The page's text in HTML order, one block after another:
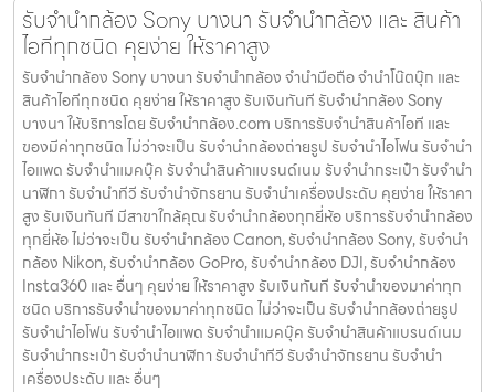
รับจำนำกล้อง Sony บางนา รับจํานํากล้อง และ สินค้า
ไอทีทุกชนิด คุยง่าย ให้ราคาสูง
รับจำนำกล้อง Sony บางนา รับจํานํากล้อง จำนำมือถือ จำนำโน๊ตบุ๊ก และ
สินค้าไอทีทุกชนิด คุยง่าย ให้ราคาสูง รับเงินทันที รับจำนำกล้อง Sony
บางนา ให้บริการโดย รับจํานํากล้อง.com บริการรับจํานําสินค้าไอที และ
ของมีค่าทุกชนิด ไม่ว่าจะเป็น รับจํานํากล้องถ่ายรูป รับจํานําไอโฟน รับจํานํา
ไอแพด รับจํานําแมคบุ๊ค รับจํานําสินค้าแบรนด์เนม รับจํานํากระเป๋า รับจํานํา
นาฬิกา รับจํานําทีวี รับจํานําจักรยาน รับจํานําเครื่องประดับ คุยง่าย ให้ราคา
สูง รับเงินทันที มีสาขาใกล้คุณ รับจำนำกล้องทุกยี่ห้อ บริการรับจำนำกล้อง
ทุกยี่ห้อ ไม่ว่าจะเป็น รับจำนำกล้อง Canon, รับจำนำกล้อง Sony, รับจำนำ
กล้อง Nikon, รับจำนำกล้อง GoPro, รับจำนำกล้อง DJI, รับจำนำกล้อง
Insta360 และ อื่นๆ คุยง่าย ให้ราคาสูง รับเงินทันที รับจำนำของมาค่าทุก
ชนิด บริการรับจำนำของมาค่าทุกชนิด ไม่ว่าจะเป็น รับจํานํากล้องถ่ายรูป
รับจํานําไอโฟน รับจํานําไอแพด รับจํานําแมคบุ๊ค รับจํานําสินค้าแบรนด์เนม
รับจํานํากระเป๋า รับจํานํานาฬิกา รับจํานําทีวี รับจํานําจักรยาน รับจํานํา
เครื่องประดับ และ อื่นๆ